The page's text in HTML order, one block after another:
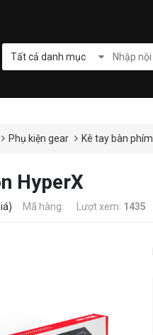
Tất cả danh mục
Phụ kiện gear Kê tay bàn phím
HyperX
Mã hàng: Lượt xem: 1435